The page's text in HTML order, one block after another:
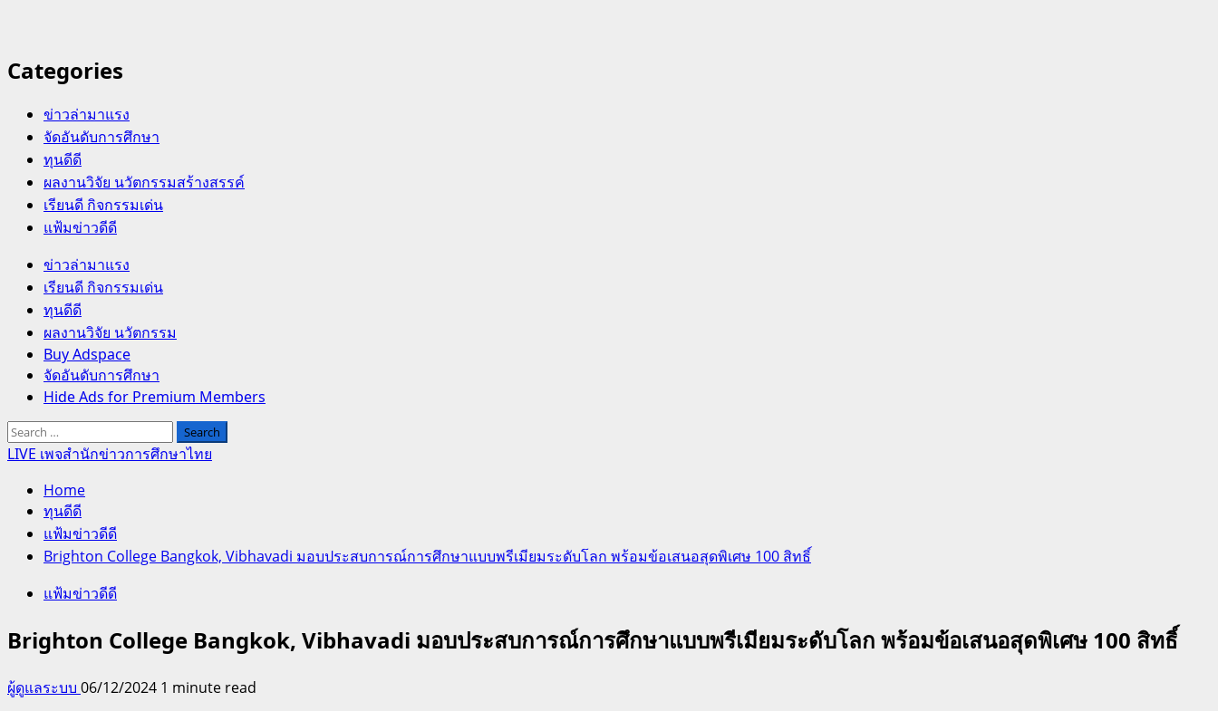
Categories
ข่าวล่ามาแรง
จัดอันดับการศึกษา
ทุนดีดี
ผลงานวิจัย นวัตกรรมสร้างสรรค์
เรียนดี กิจกรรมเด่น
แฟ้มข่าวดีดี
Primary
Menu
ข่าวล่ามาแรง
เรียนดี กิจกรรมเด่น
ทุนดีดี
ผลงานวิจัย นวัตกรรม
Buy Adspace
จัดอันดับการศึกษา
Hide Ads for Premium Members
Search
for:
LIVE เพจสำนักข่าวการศึกษาไทย
Home
ทุนดีดี
แฟ้มข่าวดีดี
Brighton College Bangkok, Vibhavadi มอบประสบการณ์การศึกษาแบบพรีเมียมระดับโลก พร้อมข้อเสนอสุดพิเศษ 100 สิทธิ์
แฟ้มข่าวดีดี
Brighton College Bangkok, Vibhavadi มอบประสบการณ์การศึกษาแบบพรีเมียมระดับโลก พร้อมข้อเสนอสุดพิเศษ 100 สิทธิ์
ผู้ดูแลระบบ 06/12/2024 1 minute read